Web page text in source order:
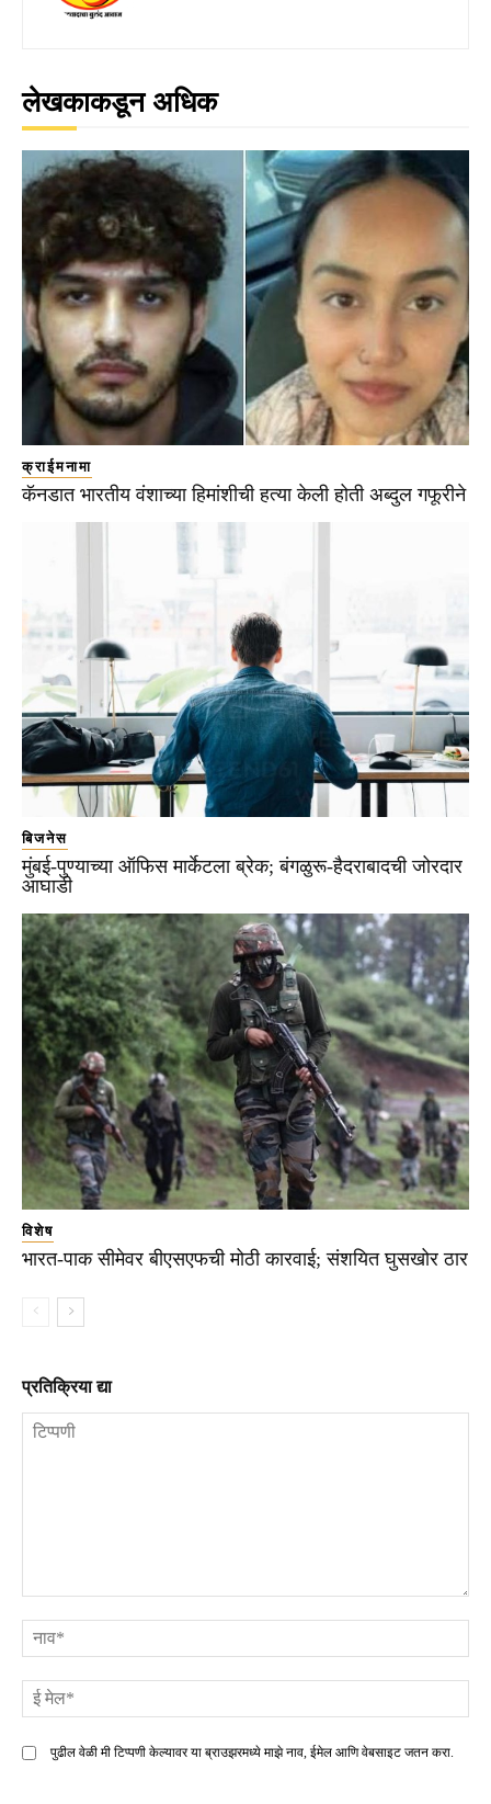
लेखकाकडून अधिक
क्राईमनामा
कॅनडात भारतीय वंशाच्या हिमांशीची हत्या केली होती अब्दुल गफूरीने
बिजनेस
मुंबई-पुण्याच्या ऑफिस मार्केटला ब्रेक; बंगळुरू-हैदराबादची जोरदार
आघाडी
विशेष
भारत-पाक सीमेवर बीएसएफची मोठी कारवाई; संशयित घुसखोर ठार
प्रतिक्रिया द्या
पुढील वेळी मी टिप्पणी केल्यावर या ब्राउझरमध्ये माझे नाव, ईमेल आणि वेबसाइट जतन करा.